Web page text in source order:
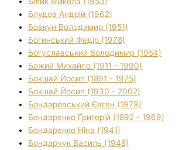
Блудов Андрій (1962)
Бовкун Володимир (1951)
Богинський Федір (1978)
Богуславський Володимир (1954)
Божий Михайло (1911 - 1990)
Бокшай Йосип (1891 - 1975)
Бокшай Йосип (1930 - 2002)
Бондаревський Євген (1979)
Бондаренко Григорій (1892 - 1969)
Бондаренко Ніна (1941)
Бондарчук Василь (1948)